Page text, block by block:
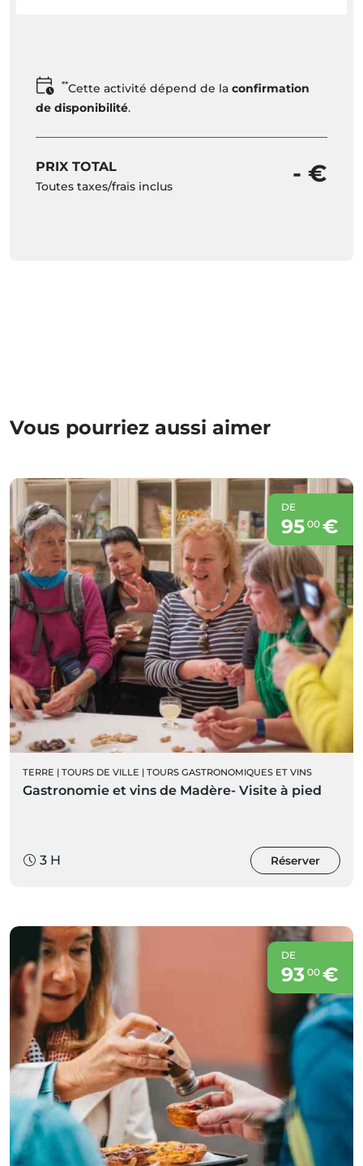
**Cette activité dépend de la confirmation
de disponibilité.
PRIX TOTAL
Toutes taxes/frais inclus - €
Vous pourriez aussi aimer
DE
95 00€
TERRE | TOURS DE VILLE | TOURS GASTRONOMIQUES ET VINS
Gastronomie et vins de Madère- Visite à pied
3 H Réserver
DE
93 00€